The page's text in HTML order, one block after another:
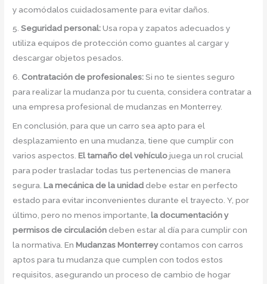
y acomódalos cuidadosamente para evitar daños.
5.Seguridad personal:Usa ropa y zapatos adecuados y
utiliza equipos de protección como guantes al cargar y
descargar objetos pesados.
6. Contratación de profesionales:Si no te sientes seguro
para realizar la mudanza por tu cuenta, considera contratar a
una empresa profesional de mudanzas en Monterrey.
En conclusión, para que un carro sea apto para el
desplazamiento en una mudanza, tiene que cumplir con
varios aspectos.El tamaño del vehículojuega un rol crucial
para poder trasladar todas tus pertenencias de manera
segura.La mecánica de la unidad debe estar en perfecto
estado para evitar inconvenientes durante el trayecto. Y, por
último, pero no menos importante, la documentación y
permisos de circulación deben estar al día para cumplir con
la normativa. EnMudanzas Monterreycontamos con carros
aptos para tu mudanza que cumplen con todos estos
requisitos, asegurando un proceso de cambio de hogar